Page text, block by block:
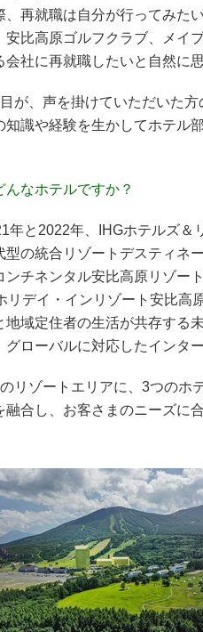
、再就職は自分が行ってみた
安比高原ゴルフクラブ、メイ
会社に再就職したいと自然に思
が、声を掛けていただいた方
知識や経験を生かしてホテル
んなホテルですか？
と2022年、IHGホテルズ＆
型の統合リゾートデスティネ
ンチネンタル安比高原リゾー
リデイ・インリゾート安比高
地域定住者の生活が共存する
グローバルに対応したインタ
リゾートエリアに、3つのホ
融合し、お客さまのニーズに